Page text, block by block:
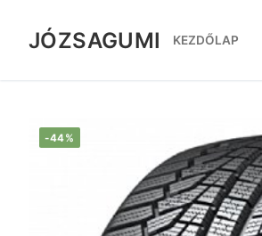
tartalomra
JÓZSAGUMI KEZDŐLAP
-44%